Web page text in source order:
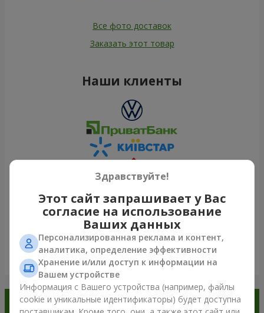
Все фото доставок
Заказать этот товар
Наши клиенты
Посмотреть все
Заказывайте в приложении
Здравствуйте!
Этот сайт запрашивает у Вас
согласие на использование
Ваших данных
Персонализированная реклама и контент,
аналитика, определение эффективности
Хранение и/или доступ к информации на
Вашем устройстве
Информация с Вашего устройства (например, файлы
cookie и уникальные идентификаторы) будет доступна